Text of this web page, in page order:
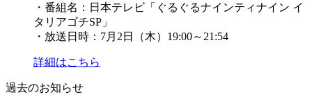
・番組名：日本テレビ「ぐるぐるナインティナイン イ
タリアゴチSP」
・放送日時：7月2日（木）19:00～21:54
詳細はこちら
過去のお知らせ